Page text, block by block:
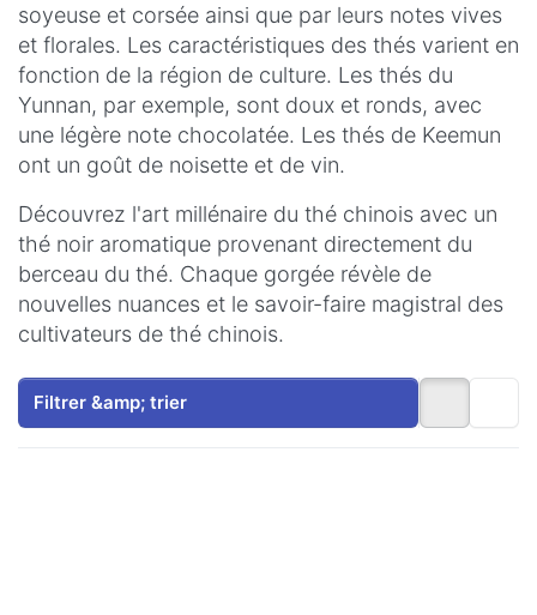
soyeuse et corsée ainsi que par leurs notes vives
et florales. Les caractéristiques des thés varient en
fonction de la région de culture. Les thés du
Yunnan, par exemple, sont doux et ronds, avec
une légère note chocolatée. Les thés de Keemun
ont un goût de noisette et de vin.
Découvrez l'art millénaire du thé chinois avec un
thé noir aromatique provenant directement du
berceau du thé. Chaque gorgée révèle de
nouvelles nuances et le savoir-faire magistral des
cultivateurs de thé chinois.
Filtrer &amp; trier